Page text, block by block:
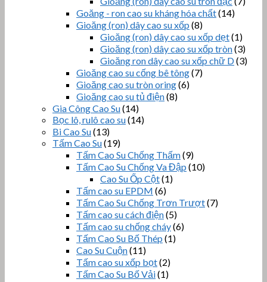
Goăng - ron cao su kháng hóa chất(14)
Gioăng (ron) dây cao su xốp (8)
Gioăng (ron) dây cao su xốp dẹt(1)
Gioăng (ron) dây cao su xốp tròn(3)
Gioăng ron dây cao su xốp chữ D(3)
Gioăng cao su cống bê tông(7)
Gioăng cao su tròn oring(6)
Gioăng cao su tủ điện(8)
Gia Công Cao Su(14)
Bọc lô, rulô cao su(14)
Bi Cao Su(13)
Tấm Cao Su(19)
Tấm Cao Su Chống Thấm(9)
Tấm Cao Su Chống Va Đập (10)
Cao Su Ốp Cột(1)
Tấm cao su EPDM (6)
Tấm Cao Su Chống Trơn Trượt(7)
Tấm cao su cách điện(5)
Tấm cao su chống cháy(6)
Tấm Cao Su Bố Thép (1)
Cao Su Cuộn(11)
Tấm cao su xốp bọt(2)
Tấm Cao Su Bố Vải(1)